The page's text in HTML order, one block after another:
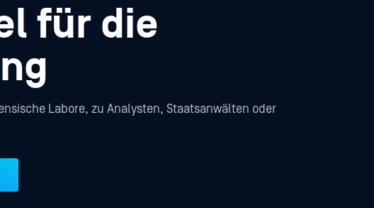
für die
Labore, zu Analysten, Staatsanwälten oder